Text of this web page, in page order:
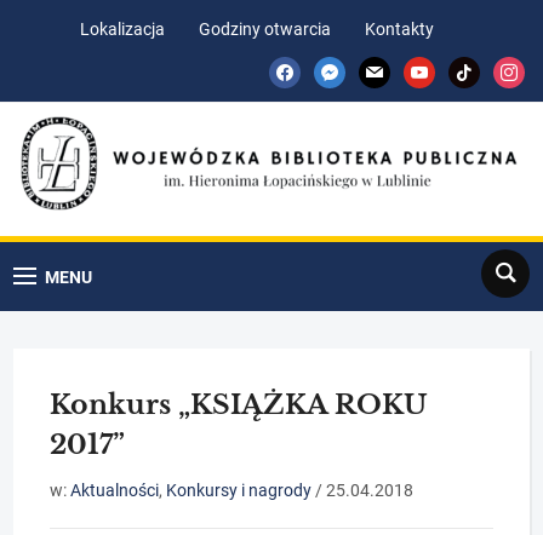
Lokalizacja Godziny otwarcia
Kontakty
facebookmessenger
mail youtubetiktok
MENU
Search
Konkurs „KSIĄŻKA ROKU
2017”
w:Aktualności, Konkursy i nagrody /25.04.2018